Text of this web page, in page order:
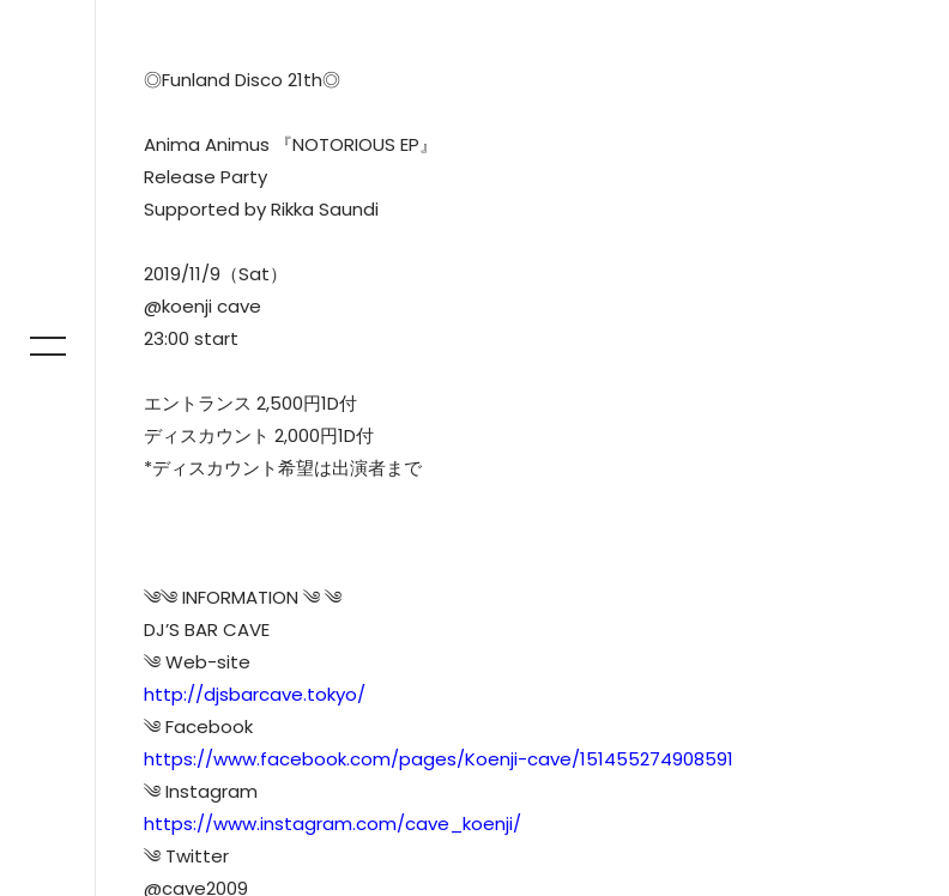
◎Funland Disco 21th◎
Anima Animus 『NOTORIOUS EP』
Release Party
Supported by Rikka Saundi
2019/11/9（Sat）
@koenji cave
23:00 start
エントランス 2,500円1D付
ディスカウント 2,000円1D付
*ディスカウント希望は出演者まで
༄༄ INFORMATION ༄ ༄
DJ’S BAR CAVE
༄ Web-site
http://djsbarcave.tokyo/
༄ Facebook
https://www.facebook.com/pages/Koenji-cave/151455274908591
༄ Instagram
https://www.instagram.com/cave_koenji/
༄ Twitter
@cave2009